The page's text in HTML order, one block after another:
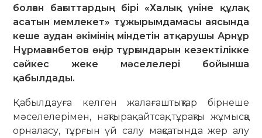
болған бағыттардың бірі «Халық үніне құлақ
асатын мемлекет» тұжырымдамасы аясында
кеше аудан әкімінің міндетін атқарушы Арнұр
Нұрмағанбетов өңір тұрғындарын кезектілікке
сәйкес жеке мәселелері бойынша
қабылдады.
Қабылдауға келген жалағаштықтар бірнеше
мәсе­ле­лерімен, нақтырақ айтсақ, тұрақты жұмысқа
орналасу, тұрғын үй салу мақсатында жер алу